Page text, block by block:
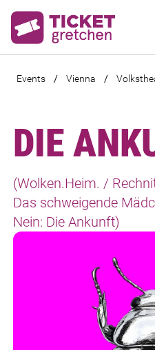
Events / Vienna /
DIE
(Wolken.Heim. /
Das schweigende
Nein: Die Ankunft)